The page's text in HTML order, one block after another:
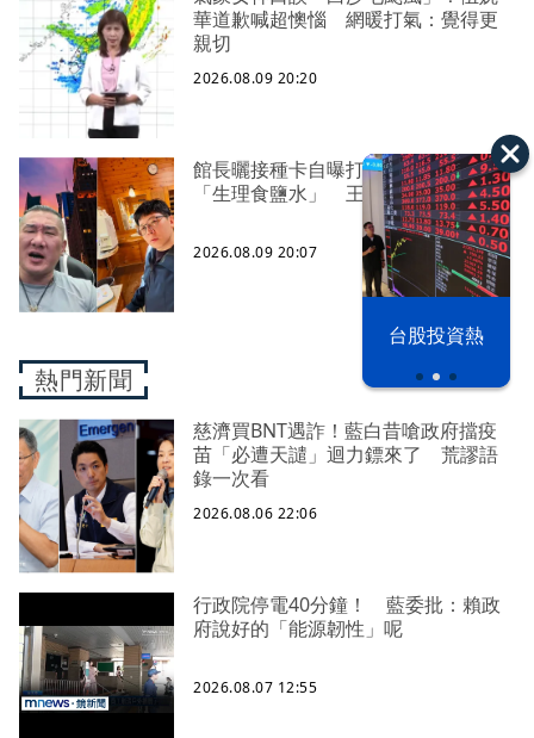
台股投資熱
華道歉喊超懊惱 網暖打氣：覺得更
親切
2026.08.09 20:20
館長曬接種卡自曝打3劑高端、影射
「生理食鹽水」 王浩宇喊檢舉
2026.08.09 20:07
熱門新聞
慈濟買BNT遇詐！藍白昔嗆政府擋疫
苗「必遭天譴」迴力鏢來了 荒謬語
錄一次看
2026.08.06 22:06
行政院停電40分鐘！ 藍委批：賴政
府說好的「能源韌性」呢
2026.08.07 12:55